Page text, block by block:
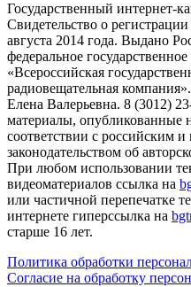
Государственный интернет-
Cвидетельство о
августа 2014 года. Выдано
федеральное
«Всероссийская
радиовещательная
Елена Валерьевна. 8 (3012)
материалы, опубликованные
соответствии с российским
законодательством об
При любом использовании
видеоматериалов ссылка на
или частичной перепечатке
интернете гиперссылка на
старше 16 лет.
Политика обработки
Согласие на обработку